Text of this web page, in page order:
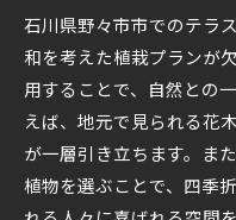
春夏秋冬のイ
四季の彩りを
季節感を演出
石川県野々市市でのテラ
和を考えた植栽プランが
用することで、自然との
えば、地元で見られる花
が一層引き立ちます。ま
植物を選ぶことで、四季